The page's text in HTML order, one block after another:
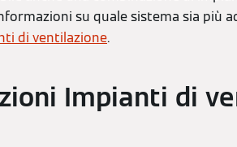
su quale sistema sia più
di ventilazione.
Impianti di